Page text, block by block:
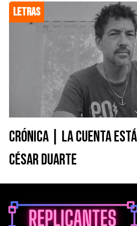
LETRAS
CRÓNICA | LA CUENTA
CÉSAR DUARTE